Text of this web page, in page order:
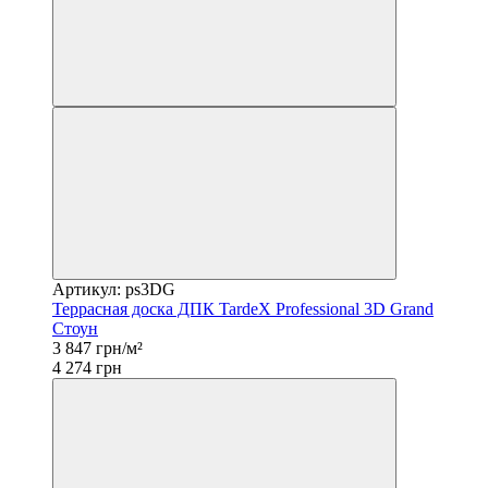
Артикул: ps3DG
Террасная доска ДПК TardeX Professional 3D Grand
Стоун
3 847 грн/м²
4 274 грн